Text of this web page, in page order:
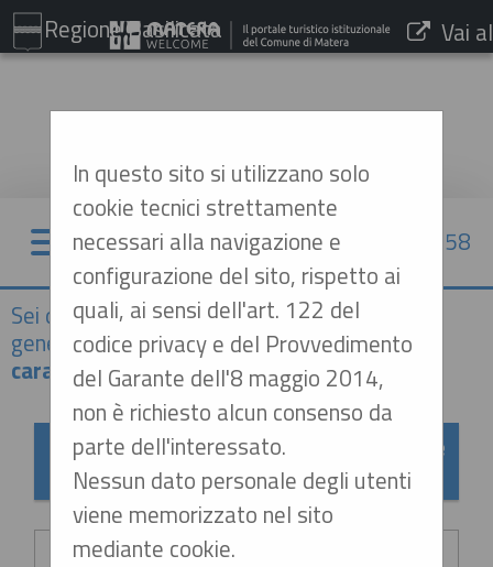
Regione Basilicata
Vai al
07/08/2026 13:58
Sei qui: Home»Atti e documenti di carattere
generale r...»Avvisi, comunicazioni e atti di
caratter...
In questo sito si utilizzano solo
cookie tecnici strettamente
necessari alla navigazione e
configurazione del sito, rispetto ai
quali, ai sensi dell'art. 122 del
codice privacy e del Provvedimento
del Garante dell'8 maggio 2014,
non è richiesto alcun consenso da
parte dell'interessato.
Nessun dato personale degli utenti
viene memorizzato nel sito
mediante cookie.
Avvisi, comunicazioni e atti di carattere
generale
Criteri di ricerca